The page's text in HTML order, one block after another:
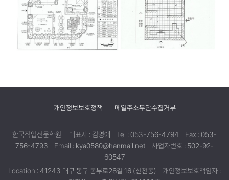
개인정보보호정책 메일주소무단수집거부
한국직업전문학원 대표자 : 김영애 Tel :053-756-4794 Fax :053-
756-4793
Email : kya0580@hanmail.net 사업자번호 : 502-92-
60547
Location :41243 대구 동구 동부로28길 16 (신천동)
개인정보보호책임자 :